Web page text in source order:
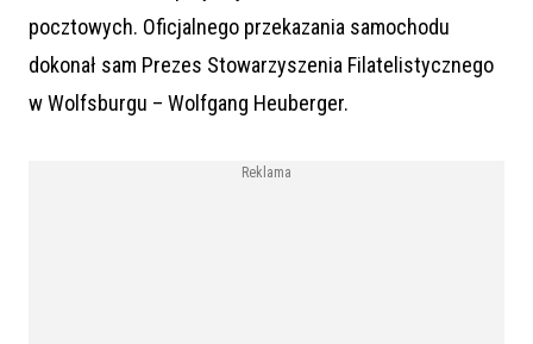
pocztowych. Oficjalnego przekazania samochodu
dokonał sam Prezes Stowarzyszenia Filatelistycznego
w Wolfsburgu – Wolfgang Heuberger.
Reklama